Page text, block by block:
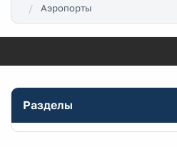
Аэропорты
Разделы